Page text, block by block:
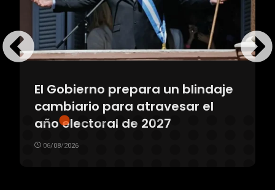
El Gobierno prepara un blindaje
cambiario para atravesar el
año electoral de 2027
06/08/2026